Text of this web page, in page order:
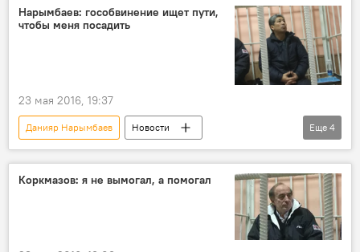
Бишкекский городской суд
судебная власть
Отставка и задержание Данияра Нарымбаева
Нарымбаев: гособвинение ищет пути,
чтобы меня посадить
23 мая 2016, 19:37
Данияр Нарымбаев
Новости
Кыргызстан
Общество
Хаджимурат Коркмазов
суд
Еще 4
Коркмазов: я не вымогал, а помогал